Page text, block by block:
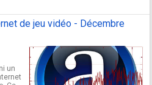
de jeu vidéo - Décembre
un